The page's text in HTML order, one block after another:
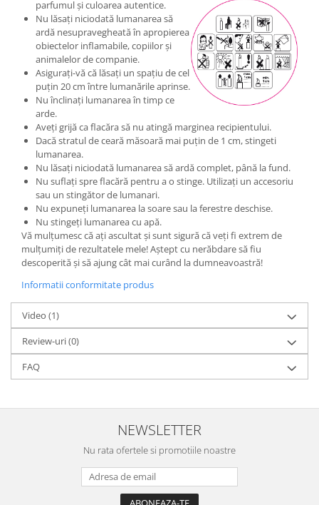
parfumul și culoarea autentice.
Nu lăsați niciodată lumanarea să
ardă nesupravegheată în apropierea
obiectelor inflamabile, copiilor și
animalelor de companie.
Asigurați-vă că lăsați un spațiu de cel
puțin 20 cm între lumanările aprinse.
Nu înclinați lumanarea în timp ce
arde.
Aveți grijă ca flacăra să nu atingă marginea recipientului.
Dacă stratul de ceară măsoară mai puțin de 1 cm, stingeti
lumanarea.
Nu lăsați niciodată lumanarea să ardă complet, până la fund.
Nu suflați spre flacără pentru a o stinge. Utilizați un accesoriu
sau un stingător de lumanari.
Nu expuneți lumanarea la soare sau la ferestre deschise.
Nu stingeți lumanarea cu apă.
Vă mulțumesc că ați ascultat și sunt sigură că veți fi extrem de
mulțumiți de rezultatele mele! Aștept cu nerăbdare să fiu
descoperită și să ajung cât mai curând la dumneavoastră!
Informatii conformitate produs
Video (1)
Review-uri(0)
FAQ
NEWSLETTER
Nu rata ofertele si promotiile noastre